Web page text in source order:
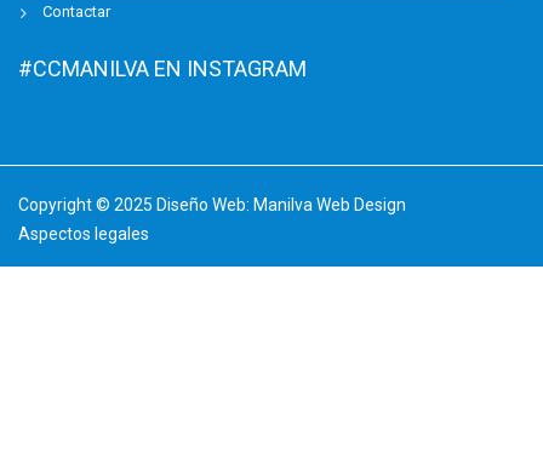
Contactar
#CCMANILVA EN INSTAGRAM
Copyright © 2025 Diseño Web: Manilva Web Design
Aspectos legales